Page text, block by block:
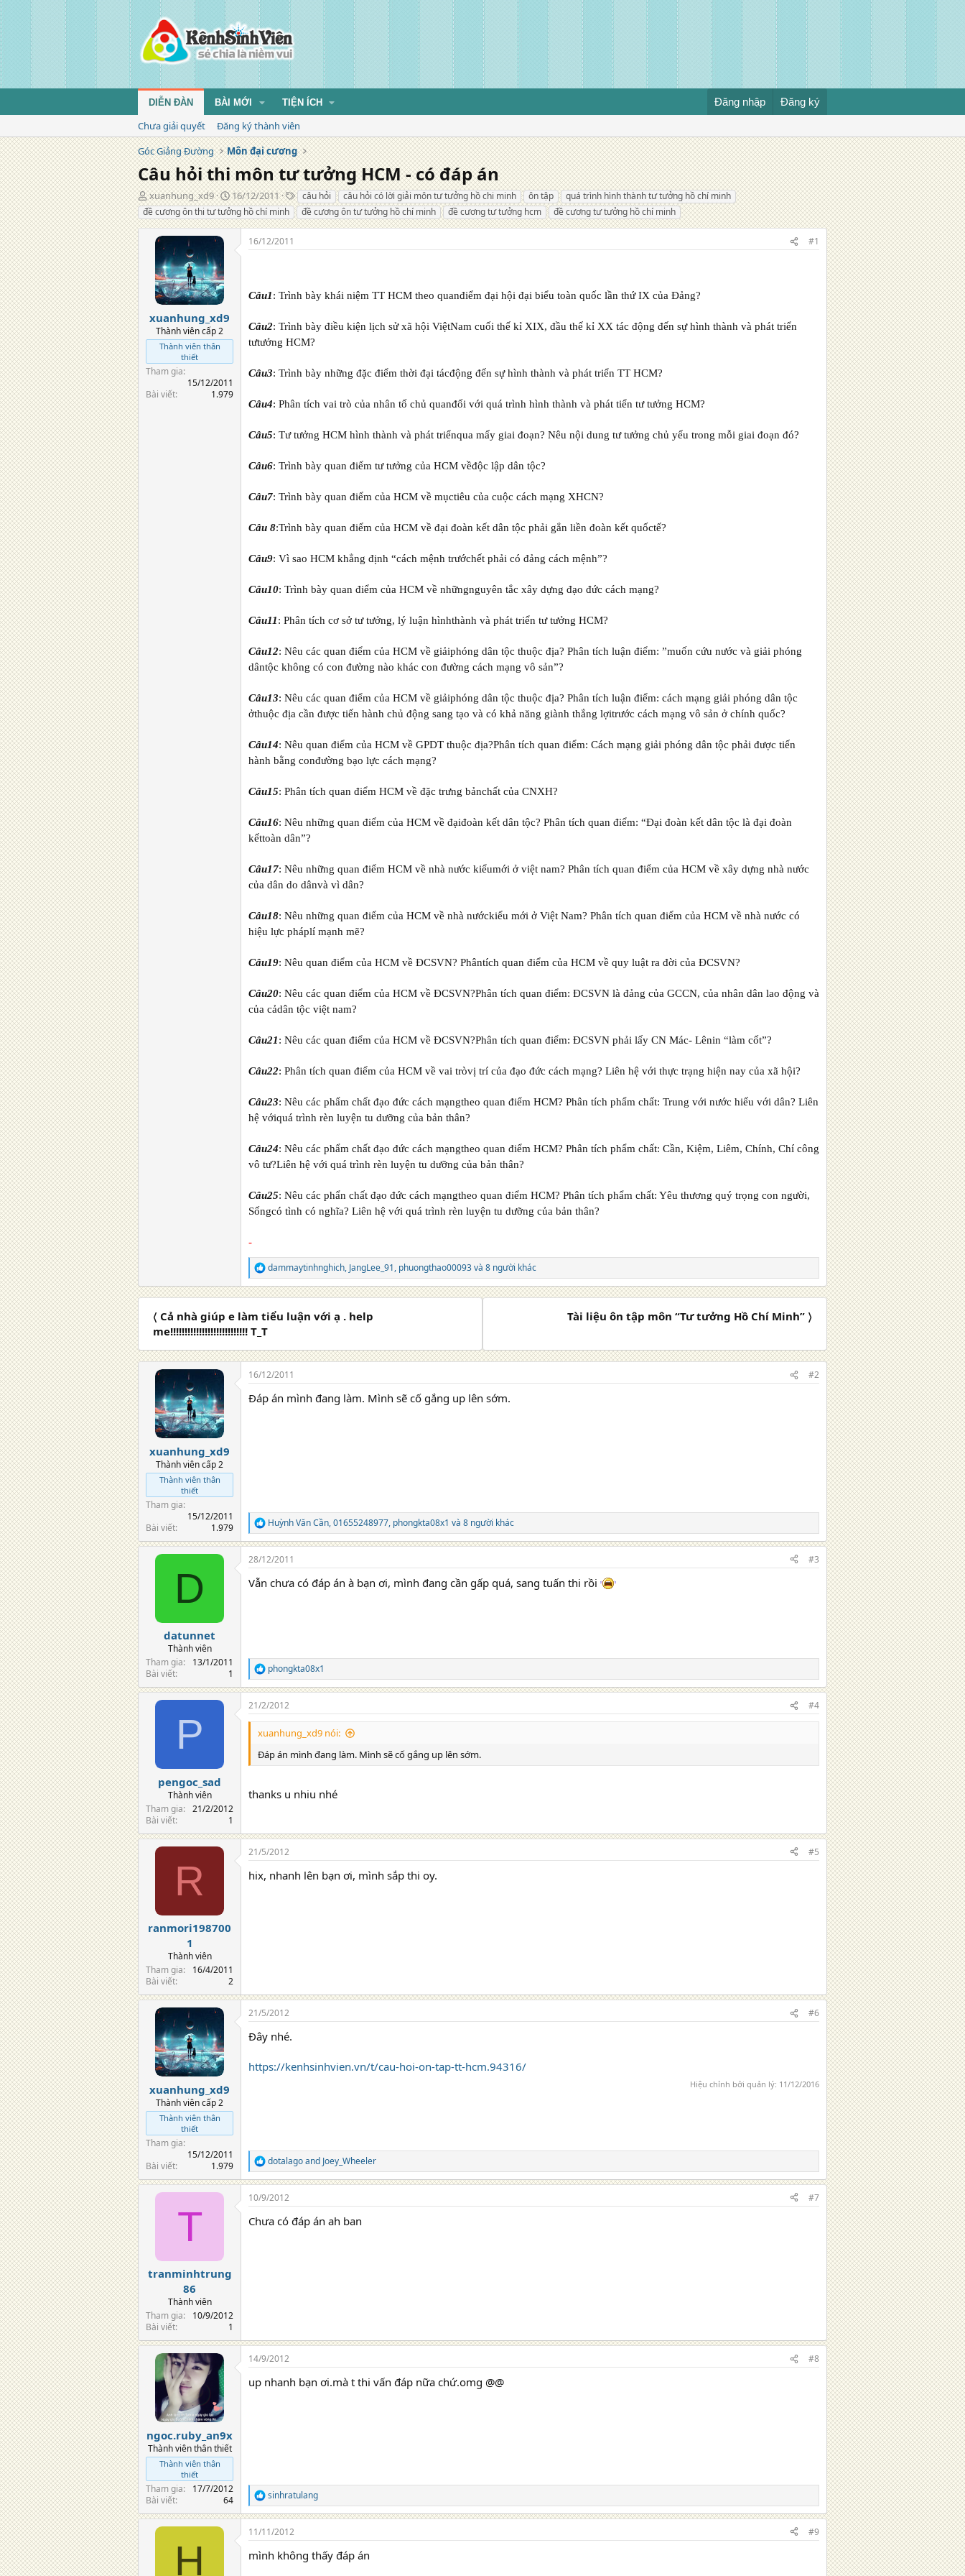
DIỄN ĐÀN BÀI MỚI TIỆN ÍCH Đăng nhập Đăng ký
Chưa giải quyết
Đăng ký thành viên
Góc Giảng Đường
Môn đại cương
Câu hỏi thi môn tư tưởng HCM - có đáp án
T
á
c
xuanhung_xd9
N
g
à
đ
16/12/2011
T
ừ
k
ó
câu hỏi câu hỏi có lời giải môn tư tưởng hồ chi minh ôn tập
quá trình hình thành tư tưởng hồ chí minh
đề cương ôn thi tư tưởng hồ chí minh
đề cương ôn tư tưởng hồ chí minh đề cương tư tưởng hcm đề cương tư tưởng hồ chí minh
xuanhung_xd9
Thành viên cấp 2
Thành viên thân
thiết
Tham gia
15/12/2011
Bài viết
1.979
16/12/2011 #1
Câu1: Trình bày khái niệm TT HCM theo quanđiểm đại hội đại biểu toàn quốc lần thứ IX của Đảng?
Câu2: Trình bày điều kiện lịch sử xã hội ViệtNam cuối thế kỉ XIX, đầu thế kỉ XX tác động đến sự hình thành và phát triển
tưtưởng HCM?
Câu3: Trình bày những đặc điểm thời đại tácđộng đến sự hình thành và phát triển TT HCM?
Câu4: Phân tích vai trò của nhân tố chủ quanđối với quá trình hình thành và phát tiển tư tưởng HCM?
Câu5: Tư tưởng HCM hình thành và phát triểnqua mấy giai đoạn? Nêu nội dung tư tưởng chủ yếu trong mỗi giai đoạn đó?
Câu6: Trình bày quan điểm tư tưởng của HCM vềđộc lập dân tộc?
Câu7: Trình bày quan điểm của HCM về mụctiêu của cuộc cách mạng XHCN?
Câu 8:Trình bày quan điểm của HCM về đại đoàn kết dân tộc phải gắn liền đoàn kết quốctế?
Câu9: Vì sao HCM khẳng định “cách mệnh trướchết phải có đảng cách mệnh”?
Câu10: Trình bày quan điểm của HCM về nhữngnguyên tắc xây dựng đạo đức cách mạng?
Câu11: Phân tích cơ sở tư tưởng, lý luận hìnhthành và phát triển tư tưởng HCM?
Câu12: Nêu các quan điểm của HCM về giảiphóng dân tộc thuộc địa? Phân tích luận điểm: ”muốn cứu nước và giải phóng
dântộc không có con đường nào khác con đường cách mạng vô sản”?
Câu13: Nêu các quan điểm của HCM về giảiphóng dân tộc thuộc địa? Phân tích luận điểm: cách mạng giải phóng dân tộc
ởthuộc địa cần được tiến hành chủ động sang tạo và có khả năng giành thắng lợitrước cách mạng vô sản ở chính quốc?
Câu14: Nêu quan điểm của HCM về GPDT thuộc địa?Phân tích quan điểm: Cách mạng giải phóng dân tộc phải được tiến
hành bằng conđường bạo lực cách mạng?
Câu15: Phân tích quan điểm HCM về đặc trưng bảnchất của CNXH?
Câu16: Nêu những quan điểm của HCM về đạiđoàn kết dân tộc? Phân tích quan điểm: “Đại đoàn kết dân tộc là đại đoàn
kếttoàn dân”?
Câu17: Nêu những quan điểm HCM về nhà nước kiểumới ở việt nam? Phân tích quan điểm của HCM về xây dựng nhà nước
của dân do dânvà vì dân?
Câu18: Nêu những quan điểm của HCM về nhà nướckiểu mới ở Việt Nam? Phân tích quan điểm của HCM về nhà nước có
hiệu lực pháplí mạnh mẽ?
Câu19: Nêu quan điểm của HCM về ĐCSVN? Phântích quan điểm của HCM về quy luật ra đời của ĐCSVN?
Câu20: Nêu các quan điểm của HCM về ĐCSVN?Phân tích quan điểm: ĐCSVN là đảng của GCCN, của nhân dân lao động và
của cảdân tộc việt nam?
Câu21: Nêu các quan điểm của HCM về ĐCSVN?Phân tích quan điểm: ĐCSVN phải lấy CN Mác- Lênin “làm cốt”?
Câu22: Phân tích quan điểm của HCM về vai tròvị trí của đạo đức cách mạng? Liên hệ với thực trạng hiện nay của xã hội?
Câu23: Nêu các phẩm chất đạo đức cách mạngtheo quan điểm HCM? Phân tích phẩm chất: Trung với nước hiếu với dân? Liên
hệ vớiquá trình rèn luyện tu dưỡng của bản thân?
Câu24: Nêu các phẩm chất đạo đức cách mạngtheo quan điểm HCM? Phân tích phẩm chất: Cần, Kiệm, Liêm, Chính, Chí công
vô tư?Liên hệ với quá trình rèn luyện tu dưỡng của bản thân?
Câu25: Nêu các phẩn chất đạo đức cách mạngtheo quan điểm HCM? Phân tích phẩm chất: Yêu thương quý trọng con người,
Sốngcó tình có nghĩa? Liên hệ với quá trình rèn luyện tu dưỡng của bản thân?
-
R
e
a
t
i
n
s
:
dammaytinhnghich, JangLee_91, phuongthao00093và 8 người khác
〈 Cả nhà giúp e làm tiểu luận với ạ . help
me!!!!!!!!!!!!!!!!!!!!!!!!!!! T_T
Tài liệu ôn tập môn “Tư tưởng Hồ Chí Minh” 〉
xuanhung_xd9
Thành viên cấp 2
Thành viên thân
thiết
Tham gia
15/12/2011
Bài viết
1.979
16/12/2011 #2
Đáp án mình đang làm. Mình sẽ cố gắng up lên sớm.
R
e
a
c
i
Huỳnh Văn Cần,01655248977, phongkta08x1 và 8 người khác
D
datunnet
Thành viên
Tham gia
13/1/2011
Bài viết
1
28/12/2011 #3
Vẫn chưa có đáp án à bạn ơi, mình đang cần gấp quá, sang tuấn thi rồi
R
e
a
c
t
n
s
phongkta08x1
P
pengoc_sad
Thành viên
Tham gia
21/2/2012
Bài viết
1
21/2/2012 #4
xuanhung_xd9 nói:
Đáp án mình đang làm. Mình sẽ cố gắng up lên sớm.
thanks u nhiu nhé
R
ranmori198700
1
Thành viên
Tham gia
16/4/2011
Bài viết
2
21/5/2012 #5
hix, nhanh lên bạn ơi, mình sắp thi oy.
xuanhung_xd9
Thành viên cấp 2
Thành viên thân
thiết
Tham gia
15/12/2011
Bài viết
1.979
21/5/2012 #6
Đây nhé.
https://kenhsinhvien.vn/t/cau-hoi-on-tap-tt-hcm.94316/
Hiệu chỉnh bởi quản lý: 11/12/2016
R
e
a
c
i
dotalagoand Joey_Wheeler
T
tranminhtrung
86
Thành viên
Tham gia
10/9/2012
Bài viết
1
10/9/2012 #7
Chưa có đáp án ah ban
ngoc.ruby_an9x
Thành viên thân thiết
Thành viên thân
thiết
Tham gia
17/7/2012
Bài viết
64
14/9/2012 #8
up nhanh bạn ơi.mà t thi vấn đáp nữa chứ.omg @@
R
e
a
c
i
sinhratulang
H
11/11/2012 #9
mình không thấy đáp án